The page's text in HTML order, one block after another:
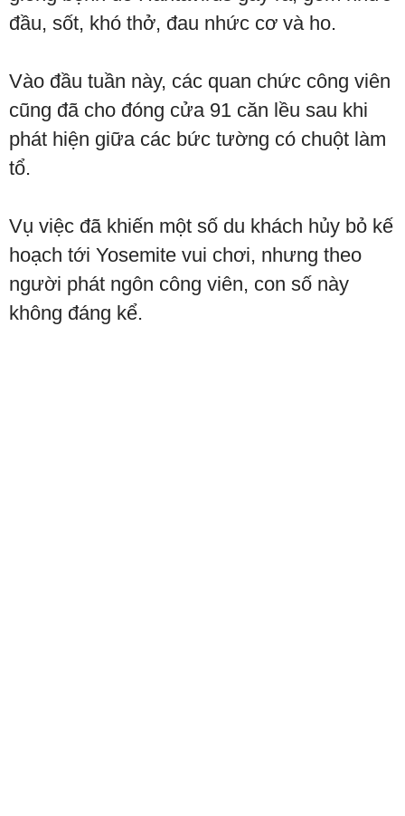
đầu, sốt, khó thở, đau nhức cơ và ho.
Vào đầu tuần này, các quan chức công viên
cũng đã cho đóng cửa 91 căn lều sau khi
phát hiện giữa các bức tường có chuột làm
tổ.
Vụ việc đã khiến một số du khách hủy bỏ kế
hoạch tới Yosemite vui chơi, nhưng theo
người phát ngôn công viên, con số này
không đáng kể.